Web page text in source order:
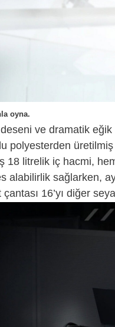
oyna.
ve dramatik eğik
polyesterden
18 litrelik iç hacmi,
alabilirlik sağlarken,
çantası 16’yı diğer